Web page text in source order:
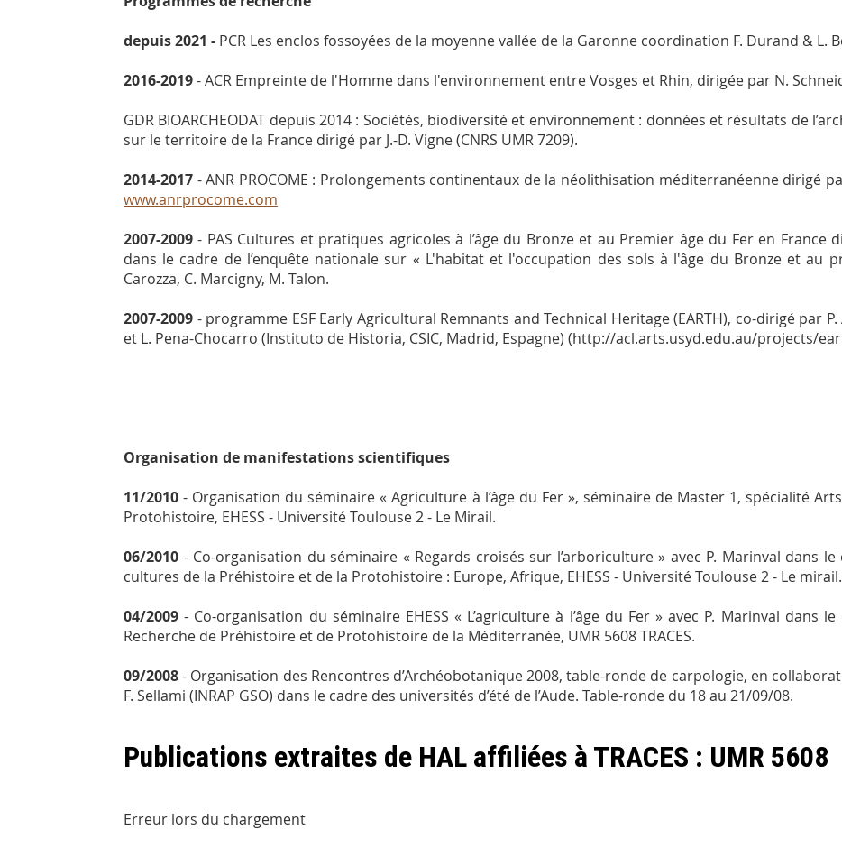
depuis 2021 - PCR Les enclos fossoyées de la moyenne vallée de la Garonne coordination F. Durand & L.
2016-2019- ACR Empreinte de l'Homme dans l'environnement entre Vosges et Rhin, dirigée par N.
GDR BIOARCHEODAT depuis 2014 : Sociétés, biodiversité et environnement : données et résultats de
sur le territoire de la France dirigé par J.-D. Vigne (CNRS UMR 7209).
2014-2017 - ANR PROCOME : Prolongements continentaux de la néolithisation méditerranéenne dirigé
www.anrprocome.com
2007-2009 - PAS Cultures et pratiques agricoles à l’âge du Bronze et au Premier âge du Fer en France
dans le cadre de l’enquête nationale sur « L'habitat et l'occupation des sols à l'âge du Bronze et au
Carozza, C. Marcigny, M. Talon.
2007-2009 - programme ESF Early Agricultural Remnants and Technical Heritage (EARTH), co-dirigé par P.
et L. Pena-Chocarro (Instituto de Historia, CSIC, Madrid, Espagne) (http://acl.arts.usyd.edu.au/projects/
Organisation de manifestations scientifiques
11/2010 - Organisation du séminaire « Agriculture à l’âge du Fer », séminaire de Master 1, spécialité
Protohistoire, EHESS - Université Toulouse 2 - Le Mirail.
06/2010 - Co-organisation du séminaire « Regards croisés sur l’arboriculture » avec P. Marinval dans
cultures de la Préhistoire et de la Protohistoire : Europe, Afrique, EHESS - Université Toulouse 2 - Le mirail.
04/2009 - Co-organisation du séminaire EHESS « L’agriculture à l’âge du Fer » avec P. Marinval dans
Recherche de Préhistoire et de Protohistoire de la Méditerranée, UMR 5608 TRACES.
09/2008- Organisation des Rencontres d’Archéobotanique 2008, table-ronde de carpologie, en
F. Sellami (INRAP GSO) dans le cadre des universités d’été de l’Aude. Table-ronde du 18 au 21/09/08.
Publications extraites de HAL affiliées à TRACES : UMR 5608
Erreur lors du chargement